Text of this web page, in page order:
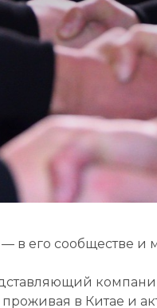
в его сообществе и
в Китае и